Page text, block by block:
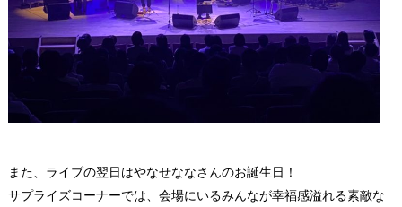
また、ライブの翌日はやなせななさんのお誕生日！
サプライズコーナーでは、会場にいるみんなが幸福感溢れる素敵な